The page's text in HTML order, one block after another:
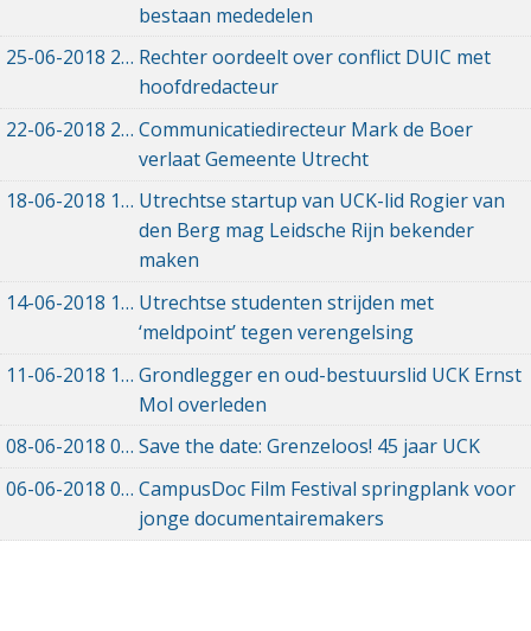
bestaan mededelen
25-06-2018 25-06-2018 21:02
Rechter oordeelt over conflict DUIC met
hoofdredacteur
22-06-2018 22-06-2018 16:30
Communicatiedirecteur Mark de Boer
verlaat Gemeente Utrecht
18-06-2018 18-06-2018 11:21
Utrechtse startup van UCK-lid Rogier van
den Berg mag Leidsche Rijn bekender
maken
14-06-2018 14-06-2018 09:17
Utrechtse studenten strijden met
‘meldpoint’ tegen verengelsing
11-06-2018 11-06-2018 20:26
Grondlegger en oud-bestuurslid UCK Ernst
Mol overleden
08-06-2018 08-06-2018 08:18
Save the date: Grenzeloos! 45 jaar UCK
06-06-2018 06-06-2018 17:14
CampusDoc Film Festival springplank voor
jonge documentairemakers